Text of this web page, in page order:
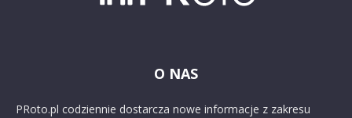
O NAS
PRoto.pl codziennie dostarcza nowe informacje z zakresu